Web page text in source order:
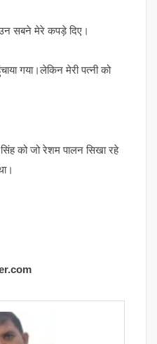
सबने मेरे कपड़े दिए।
गया।लेकिन मेरी पत्नी को
को जो रेशम पालन सिखा रहे